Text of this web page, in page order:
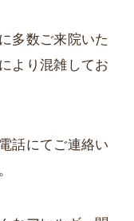
多数ご来院いた
より混雑してお
話にてご連絡い